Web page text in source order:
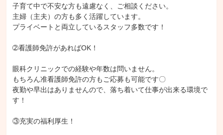
子育て中で不安な方も遠慮なく、ご相談ください。
主婦（主夫）の方も多く活躍しています。
プライベートと両立しているスタッフ多数です！
➁看護師免許があればOK！
眼科クリニックでの経験や年数は問いません。
もちろん准看護師免許の方もご応募も可能です〇
夜勤や早出はありませんので、落ち着いて仕事が出来る環境で
す！
③充実の福利厚生！